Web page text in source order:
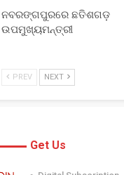
ନବରଙ୍ଗପୁରରେ ଛତିଶଗଡ଼
ଉପମୁଖ୍ୟମନ୍ତ୍ରୀ
PREV NEXT
Get Us